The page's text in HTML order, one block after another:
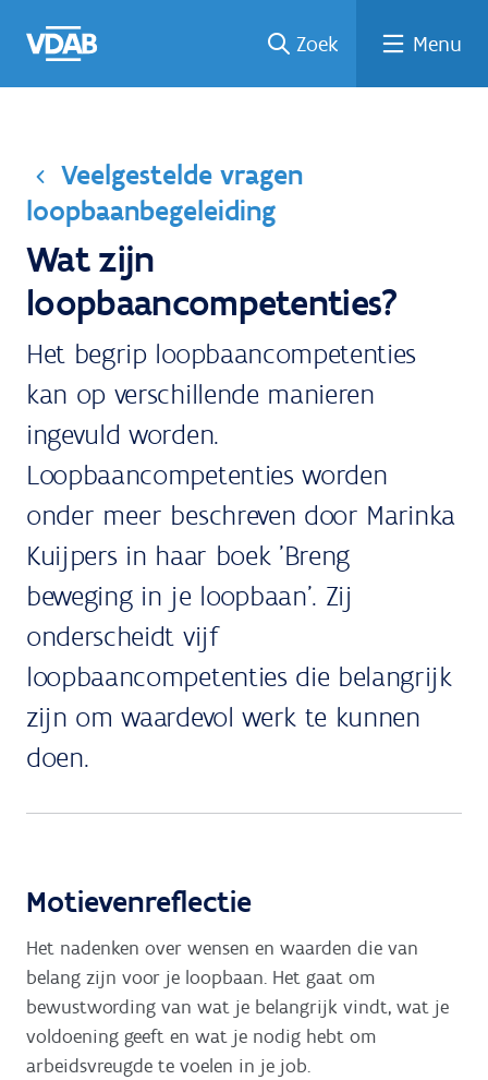
naar
een
een
job
naar
Zoek Menu
Veelgestelde vragen
loopbaanbegeleiding
Wat zijn
loopbaancompetenties?
Het begrip loopbaancompetenties
kan op verschillende manieren
ingevuld worden.
Loopbaancompetenties worden
onder meer beschreven door Marinka
Kuijpers in haar boek 'Breng
beweging in je loopbaan'. Zij
onderscheidt vijf
loopbaancompetenties die belangrijk
zijn om waardevol werk te kunnen
doen.
Motievenreflectie
Het nadenken over wensen en waarden die van
belang zijn voor je loopbaan. Het gaat om
bewustwording van wat je belangrijk vindt, wat je
voldoening geeft en wat je nodig hebt om
arbeidsvreugde te voelen in je job.